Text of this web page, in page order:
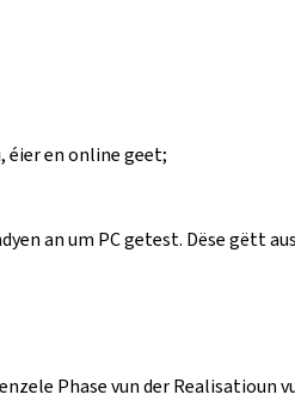
éier en online geet;
an um PC getest. Dëse gëtt
Phase vun der